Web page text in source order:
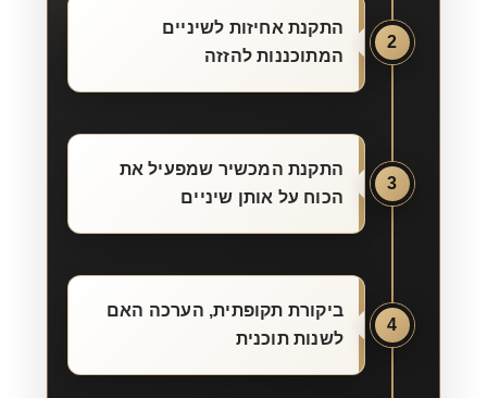
2
התקנת אחיזות לשיניים
המתוכננות להזזה
3
התקנת המכשיר שמפעיל את
הכוח על אותן שיניים
4
ביקורת תקופתית, הערכה האם
לשנות תוכנית